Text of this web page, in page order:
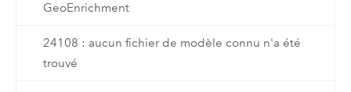
GeoEnrichment
24108 : aucun fichier de modèle connu n'a été
trouvé